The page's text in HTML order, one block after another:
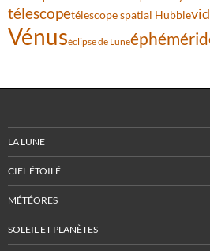
télescopetélescope spatial Hubble
Vénuséclipse de Lune
LA LUNE
CIEL ÉTOILÉ
MÉTÉORES
SOLEIL ET PLANÈTES